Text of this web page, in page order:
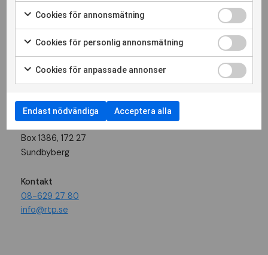
Följ oss
Besöksadress
Landsvägen 50 A
Postadress
Box 1386, 172 27
Sundbyberg
Kontakt
08-629 27 80
info@rtp.se
Cookies för annonsmätning
Cookies för personlig annonsmätning
Cookies för anpassade annonser
Endast nödvändiga Acceptera alla